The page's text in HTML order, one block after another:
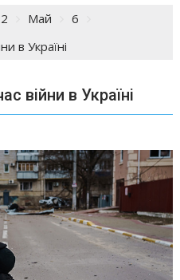
Май
6
в Україні
війни в Україні